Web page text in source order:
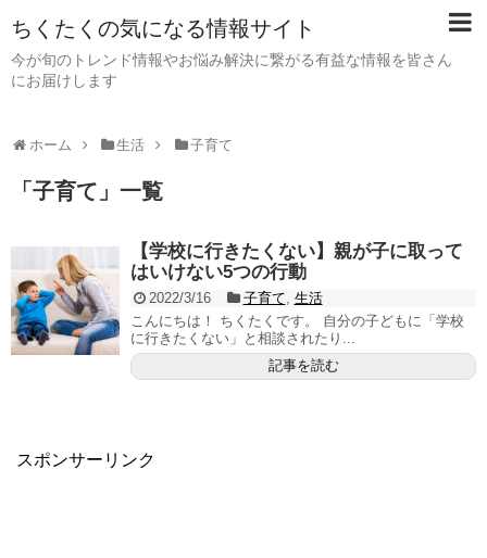
ちくたくの気になる情報サイト
今が旬のトレンド情報やお悩み解決に繋がる有益な情報を皆さん
にお届けします
ホーム 生活 子育て
「 子育て 」 一覧
【学校に行きたくない】親が子に取って
はいけない5つの行動
2022/3/16 子育て, 生活
こんにちは！ ちくたくです。 自分の子どもに「学校
に行きたくない」と相談されたり...
記事を読む
スポンサーリンク